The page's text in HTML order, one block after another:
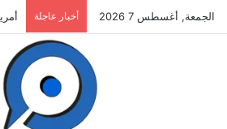
الجمعة, أغسطس 7 2026 أخبار عاجلة